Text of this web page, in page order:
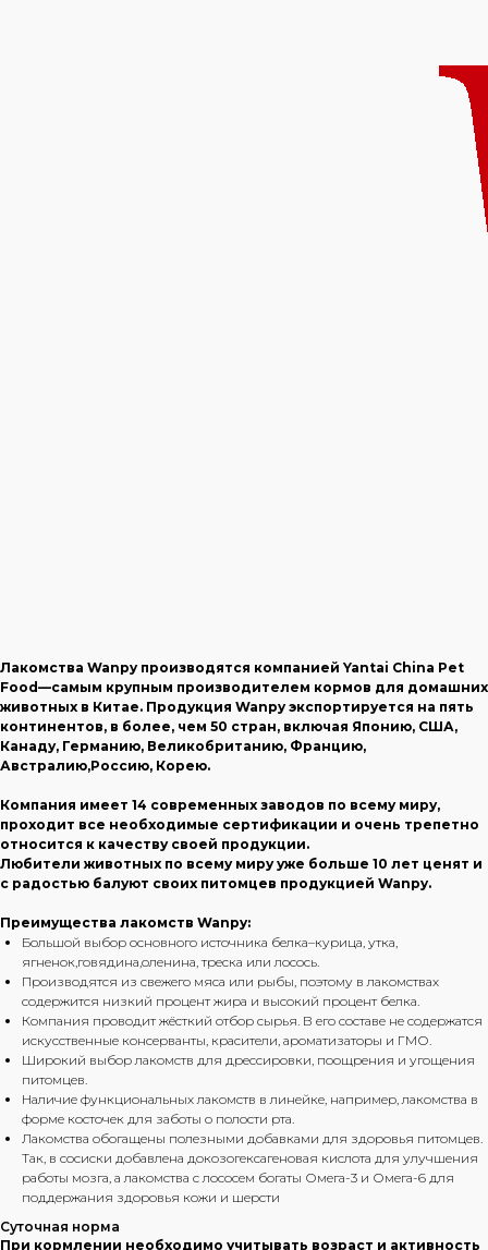
Лакомства Wanpy производятся компанией Yantai China Pet
Food—самым крупным производителем кормов для домашних
животных в Китае. Продукция Wanpy экспортируется на пять
континентов, в более, чем 50 стран, включая Японию, США,
Канаду, Германию, Великобританию, Францию,
Австралию,Россию, Корею.
Компания имеет 14 современных заводов по всему миру,
проходит все необходимые сертификации и очень трепетно
относится к качеству своей продукции.
Любители животных по всему миру уже больше 10 лет ценят и
с радостью балуют своих питомцев продукцией Wanpy.
Преимущества лакомств Wanpy:
Большой выбор основного источника белка–курица, утка,
ягненок,говядина,оленина, треска или лосось.
Производятся из свежего мяса или рыбы, поэтому в лакомствах
содержится низкий процент жира и высокий процент белка.
Компания проводит жёсткий отбор сырья. В его составе не содержатся
искусственные консерванты, красители, ароматизаторы и ГМО.
Широкий выбор лакомств для дрессировки, поощрения и угощения
питомцев.
Наличие функциональных лакомств в линейке, например, лакомства в
форме косточек для заботы о полости рта.
Лакомства обогащены полезными добавками для здоровья питомцев.
Так, в сосиски добавлена докозогексагеновая кислота для улучшения
работы мозга, а лакомства с лососем богаты Омега-3 и Омега-6 для
поддержания здоровья кожи и шерсти
Суточная норма
При кормлении необходимо учитывать возраст и активность